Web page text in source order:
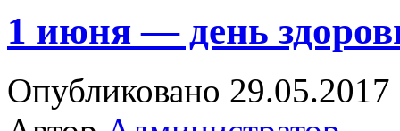
1 июня — день
Опубликовано 29.05.2017